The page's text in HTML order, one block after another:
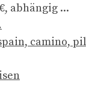
abhängig ...